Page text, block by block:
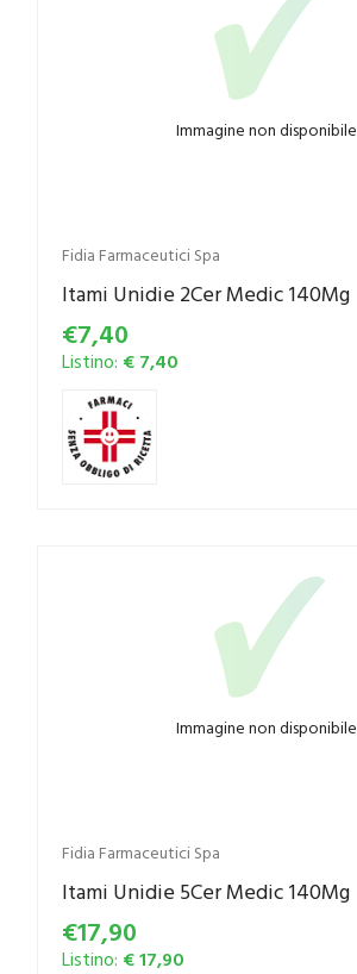
Immagine non disponibile
Fidia Farmaceutici Spa
Itami Unidie 2Cer Medic 140Mg
€7,40
Listino: € 7,40
Immagine non disponibile
Fidia Farmaceutici Spa
Itami Unidie 5Cer Medic 140Mg
€17,90
Listino: € 17,90